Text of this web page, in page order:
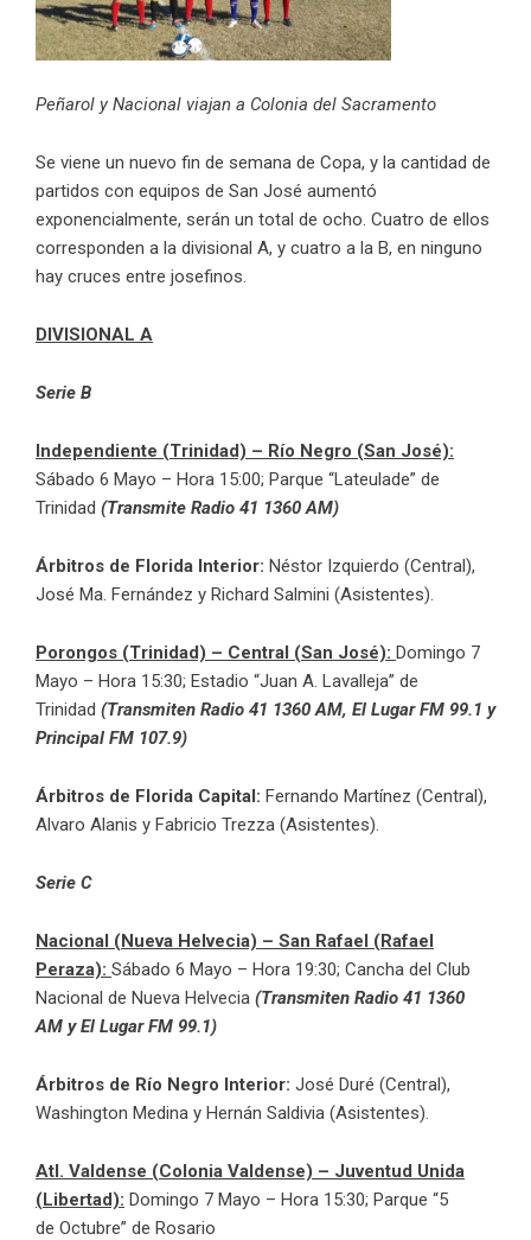
Peñarol y Nacional viajan a Colonia del Sacramento
Se viene un nuevo fin de semana de Copa, y la cantidad de
partidos con equipos de San José aumentó
exponencialmente, serán un total de ocho. Cuatro de ellos
corresponden a la divisional A, y cuatro a la B, en ninguno
hay cruces entre josefinos.
DIVISIONAL A
Serie B
Independiente (Trinidad) – Río Negro (San José):
Sábado 6 Mayo – Hora 15:00; Parque “Lateulade” de
Trinidad (Transmite Radio 41 1360 AM)
Árbitros de Florida Interior: Néstor Izquierdo (Central),
José Ma. Fernández y Richard Salmini (Asistentes).
Porongos (Trinidad) – Central (San José): Domingo 7
Mayo – Hora 15:30; Estadio “Juan A. Lavalleja” de
Trinidad (Transmiten Radio 41 1360 AM, El Lugar FM 99.1 y
Principal FM 107.9)
Árbitros de Florida Capital: Fernando Martínez (Central),
Alvaro Alanis y Fabricio Trezza (Asistentes).
Serie C
Nacional (Nueva Helvecia) – San Rafael (Rafael
Peraza): Sábado 6 Mayo – Hora 19:30; Cancha del Club
Nacional de Nueva Helvecia (Transmiten Radio 41 1360
AM y El Lugar FM 99.1)
Árbitros de Río Negro Interior: José Duré (Central),
Washington Medina y Hernán Saldivia (Asistentes).
Atl. Valdense (Colonia Valdense) – Juventud Unida
(Libertad): Domingo 7 Mayo – Hora 15:30; Parque “5
de Octubre” de Rosario